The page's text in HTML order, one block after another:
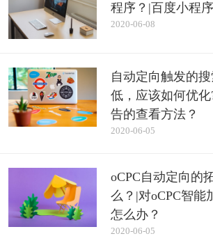
程序？|百度小程序
2020-06-08
自动定向触发的
低，应该如何优化
告的查看方法？
2020-06-05
oCPC自动定向的
么？|对oCPC智能
怎么办？
2020-06-05